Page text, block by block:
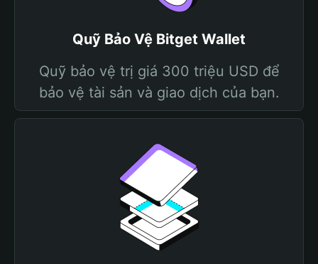
Quỹ Bảo Vệ Bitget Wallet
Quỹ bảo vệ trị giá 300 triệu USD để
bảo vệ tài sản và giao dịch của bạn.